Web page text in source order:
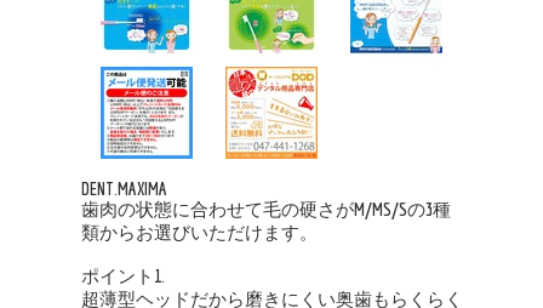
DENT.MAXIMA
歯肉の状態に合わせて毛の硬さがM/MS/Sの3種
類からお選びいただけます。
ポイント1.
超薄型ヘッドだから磨きにくい奥歯もらくらく